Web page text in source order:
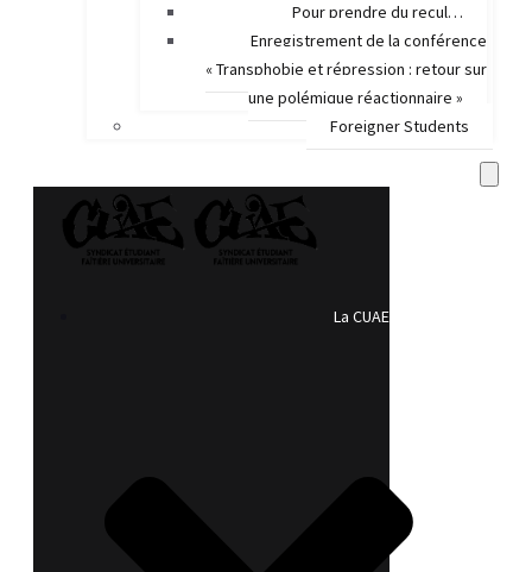
Pour prendre du recul…
Enregistrement de la conférence
« Transphobie et répression : retour sur
une polémique réactionnaire »
Foreigner Students
La CUAE